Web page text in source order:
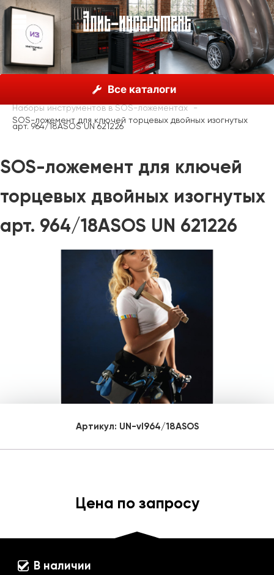
Все каталоги
Unior, Словения
Наборы инструментов
Наборы инструментов в SOS-ложементах
SOS-ложемент для ключей торцевых двойных изогнутых
арт. 964/18ASOS UN 621226
SOS-ложемент для ключей
торцевых двойных изогнутых
арт. 964/18ASOS UN 621226
Артикул: UN-vl964/18ASOS
Цена по запросу
В наличии